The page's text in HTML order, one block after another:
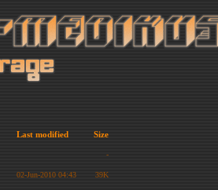
Last modified Size
-
02-Jun-2010 04:43 39K